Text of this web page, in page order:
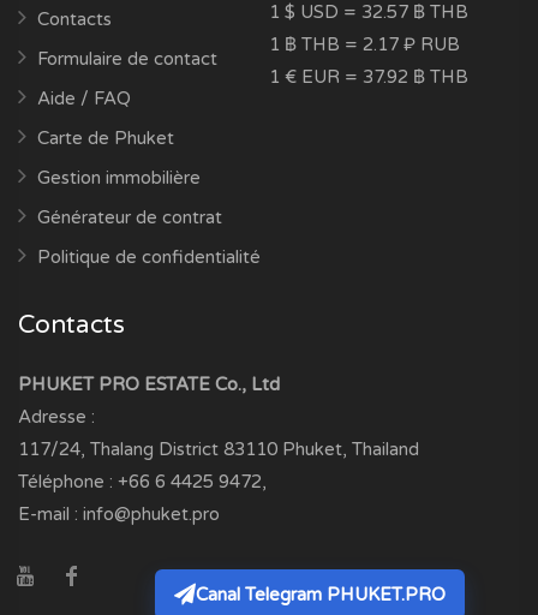
Contacts
Formulaire de contact
Aide / FAQ
Carte de Phuket
Gestion immobilière
Générateur de contrat
Politique de confidentialité
1 $ USD = 32.57 ฿ THB
1 ฿ THB = 2.17 ₽ RUB
1 € EUR = 37.92 ฿ THB
Contacts
PHUKET PRO ESTATE Co., Ltd
Adresse :
117/24, Thalang District 83110 Phuket, Thailand
Téléphone : +66 6 4425 9472,
E-mail : info@phuket.pro
Canal Telegram PHUKET.PRO